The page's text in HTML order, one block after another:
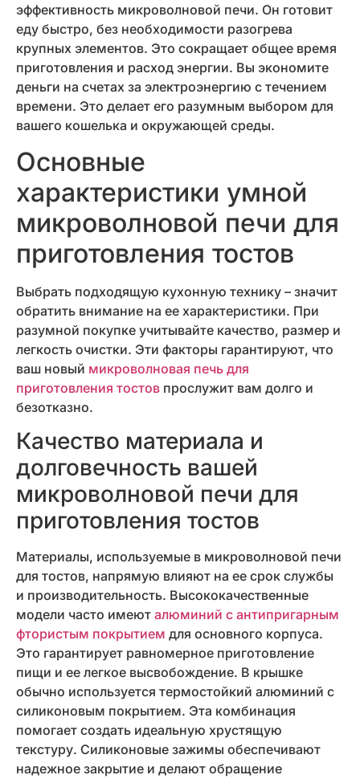
эффективность микроволновой печи. Он готовит
еду быстро, без необходимости разогрева
крупных элементов. Это сокращает общее время
приготовления и расход энергии. Вы экономите
деньги на счетах за электроэнергию с течением
времени. Это делает его разумным выбором для
вашего кошелька и окружающей среды.
Основные
характеристики умной
микроволновой печи для
приготовления тостов
Выбрать подходящую кухонную технику – значит
обратить внимание на ее характеристики. При
разумной покупке учитывайте качество, размер и
легкость очистки. Эти факторы гарантируют, что
ваш новый микроволновая печь для
приготовления тостов прослужит вам долго и
безотказно.
Качество материала и
долговечность вашей
микроволновой печи для
приготовления тостов
Материалы, используемые в микроволновой печи
для тостов, напрямую влияют на ее срок службы
и производительность. Высококачественные
модели часто имеют алюминий с антипригарным
фтористым покрытием для основного корпуса.
Это гарантирует равномерное приготовление
пищи и ее легкое высвобождение. В крышке
обычно используется термостойкий алюминий с
силиконовым покрытием. Эта комбинация
помогает создать идеальную хрустящую
текстуру. Силиконовые зажимы обеспечивают
надежное закрытие и делают обращение